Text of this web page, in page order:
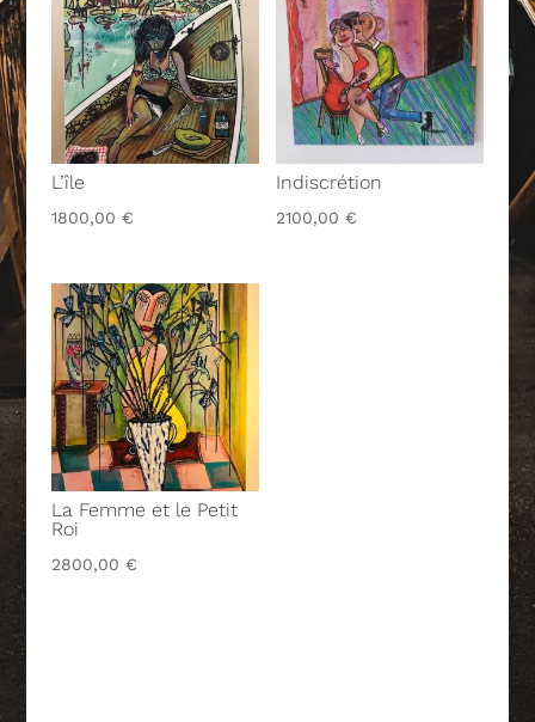
L’île
1800,00 €
Indiscrétion
2100,00 €
La Femme et le Petit
Roi
2800,00 €